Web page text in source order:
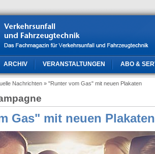
ARCHIV VERANSTALTUNGEN ABO &
Nachrichten » "Runter vom Gas" mit neuen Plakaten
Gas" mit neuen Plakaten